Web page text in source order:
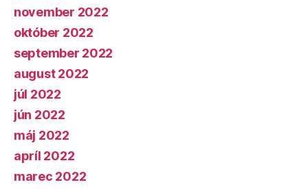
november 2022
október 2022
september 2022
august 2022
júl 2022
jún 2022
máj 2022
apríl 2022
marec 2022